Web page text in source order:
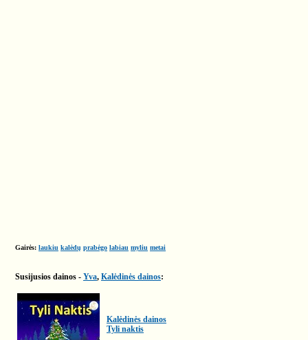
Gairės: laukiu kalėdų prabėgo labiau myliu metai
Susijusios dainos - Yva, Kalėdinės dainos:
Kalėdinės dainos
Tyli naktis